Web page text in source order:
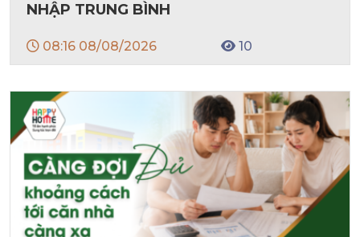
NHẬP TRUNG BÌNH
08:16 08/08/2026 10